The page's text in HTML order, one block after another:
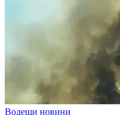
Водещи новини